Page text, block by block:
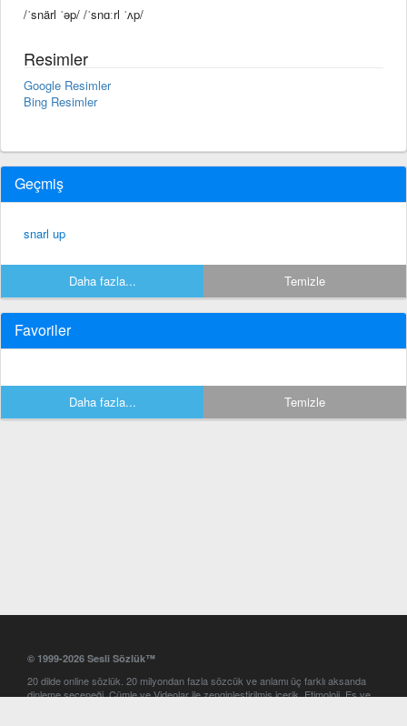
/ˈsnärl ˈəp/ /ˈsnɑːrl ˈʌp/
Resimler
Google Resimler
Bing Resimler
Geçmiş
snarl up
Daha fazla... Temizle
Favoriler
Daha fazla... Temizle
© 1999-2026 Sesli Sözlük™
20 dilde online sözlük. 20 milyondan fazla sözcük ve anlamı üç farklı aksanda
dinleme seçeneği. Cümle ve Videolar ile zenginleştirilmiş içerik. Etimoloji, Eş ve